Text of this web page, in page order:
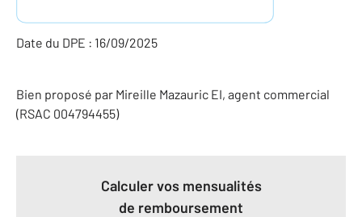
Date du DPE : 16/09/2025
Bien proposé par Mireille Mazauric EI, agent commercial
(RSAC 004794455)
Calculer vos mensualités
de remboursement